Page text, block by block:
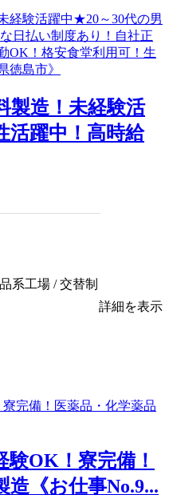
製造！未経験活
活躍中！高時給
系工場 / 交替制
詳細を表示
験OK！寮完備！
造《お仕事No.9...